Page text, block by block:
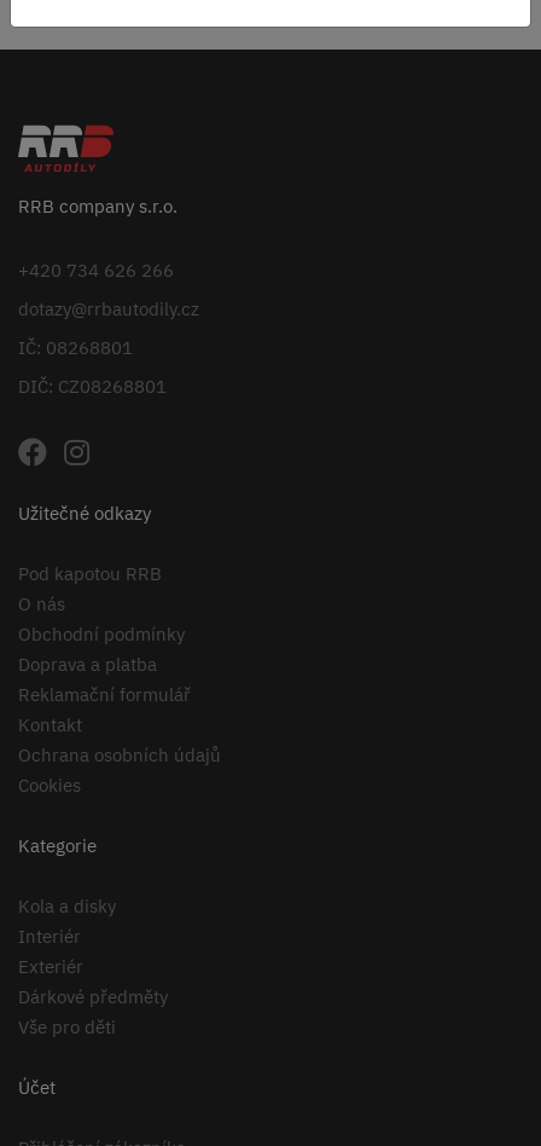
RRB company s.r.o.
+420 734 626 266
dotazy@rrbautodily.cz
IČ: 08268801
DIČ: CZ08268801
Užitečné odkazy
Pod kapotou RRB
O nás
Obchodní podmínky
Doprava a platba
Reklamační formulář
Kontakt
Ochrana osobních údajů
Cookies
Kategorie
Kola a disky
Interiér
Exteriér
Dárkové předměty
Vše pro děti
Účet